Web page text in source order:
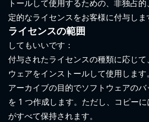
トールして使用するための、非独占
定的なライセンスをお客様に付与しま
ライセンスの範囲
してもいいです：
付与されたライセンスの種類に応じて
ウェアをインストールして使用します。
アーカイブの目的でソフトウェアの
を 1 つ作成します。ただし、コピー
がすべて保持されます。